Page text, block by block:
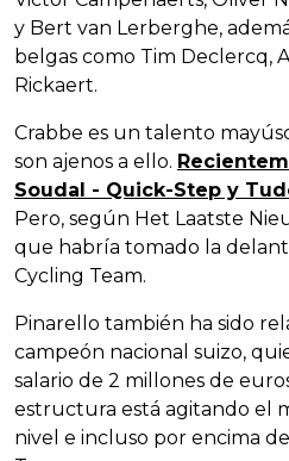
y Bert van Lerberghe,
belgas como Tim Declercq,
Rickaert.
Crabbe es un talento
son ajenos a ello.
Soudal - Quick-Step y
Pero, según Het Laatste
que habría tomado la
Cycling Team.
Pinarello también ha sido
campeón nacional suizo,
salario de 2 millones de
estructura está agitando el
nivel e incluso por encima